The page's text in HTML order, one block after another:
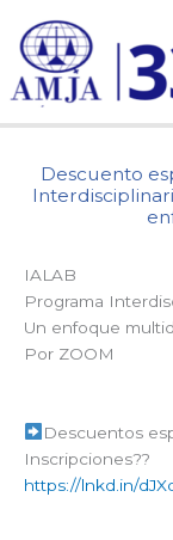
contenido
Descuento
IALAB
Programa
Un enfoque
Por ZOOM
Descuentos
Inscripciones??
https://lnkd.in/